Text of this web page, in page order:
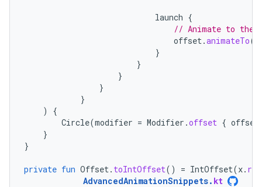
launch {
// Animate to the
offset.animateTo(
}
}
}
}
}
)
{
Circle(modifier = Modifier .offset { offset
}
}
private fun Offset. toIntOffset() = IntOffset(x.
AdvancedAnimationSnippets. kt